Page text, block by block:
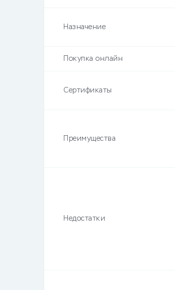
Назначение
Покупка онлайн
Сертификаты
Преимущества
Недостатки